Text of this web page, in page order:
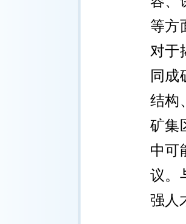
等方
对于
同成
结构
矿集
中可
议。
强人